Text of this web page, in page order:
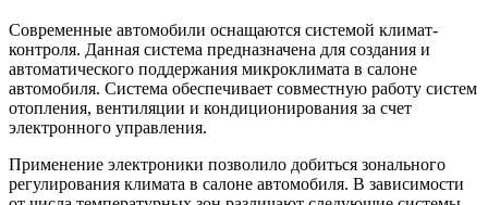
Современные автомобили оснащаются системой климат-
контроля. Данная система предназначена для создания и
автоматического поддержания микроклимата в салоне
автомобиля. Система обеспечивает совместную работу систем
отопления, вентиляции и кондиционирования за счет
электронного управления.
Применение электроники позволило добиться зонального
регулирования климата в салоне автомобиля. В зависимости